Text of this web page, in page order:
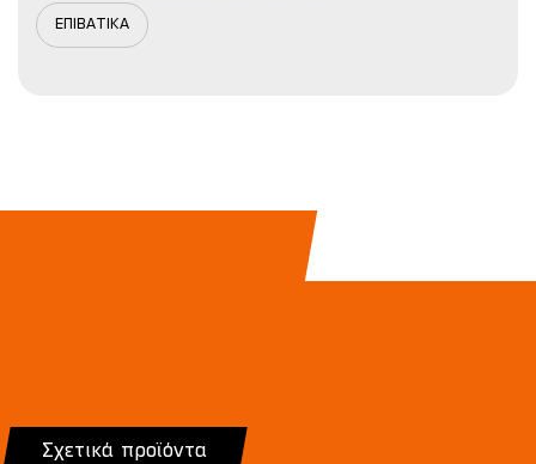
ΕΠΙΒΑΤΙΚΑ
Σχετικά προϊόντα